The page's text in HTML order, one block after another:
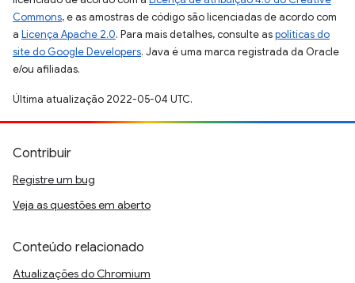
Commons, e as amostras de código são licenciadas de acordo com
a Licença Apache 2.0. Para mais detalhes, consulte aspolíticas do
site do Google Developers. Java é uma marca registrada da Oracle
e/ou afiliadas.
Última atualização 2022-05-04 UTC.
Contribuir
Registre um bug
Veja as questões em aberto
Conteúdo relacionado
Atualizações do Chromium